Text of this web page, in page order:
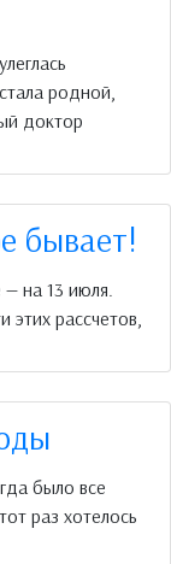
родной,
доктор
бывает!
на 13 июля.
этих рассчетов,
было все
раз хотелось